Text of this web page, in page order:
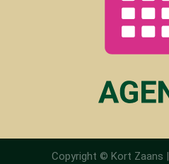
Copyright © Kort Zaans |